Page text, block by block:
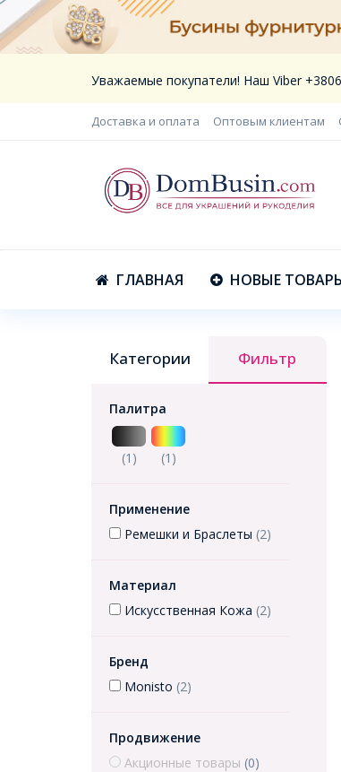
Уважаемые покупатели! Наш Viber
Доставка и оплата Оптовым клиентам
ГЛАВНАЯ НОВЫЕ
Категории Фильтр
Палитра
(1) (1)
Применение
Ремешки и Браслеты (2)
Материал
Искусственная Кожа (2)
Бренд
Monisto (2)
Продвижение
Акционные товары (0)